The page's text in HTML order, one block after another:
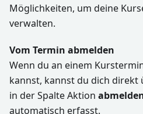
Möglichkeiten, um deine
verwalten.
Vom Termin abmelden
Wenn du an einem
kannst, kannst du dich direkt
in der Spalte Aktion
automatisch erfasst.